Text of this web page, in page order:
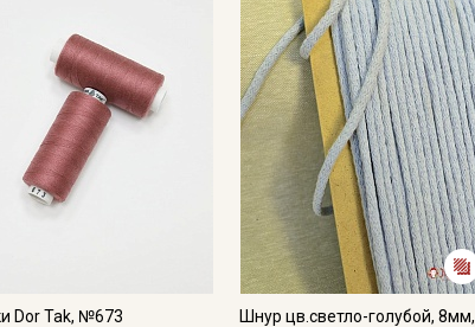
Dor Tak, №673
Шнур цв.светло-голубой, 8мм,
Подписаться
Политикой обработки персональных
Согласие на обработку персональных
получение рекламных и
рассылок